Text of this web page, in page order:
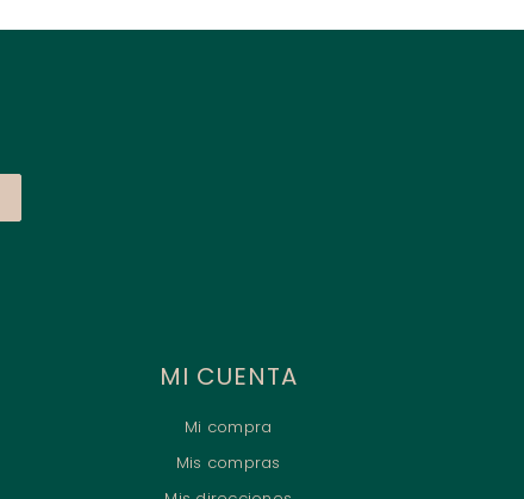
MI CUENTA
Mi compra
Mis compras